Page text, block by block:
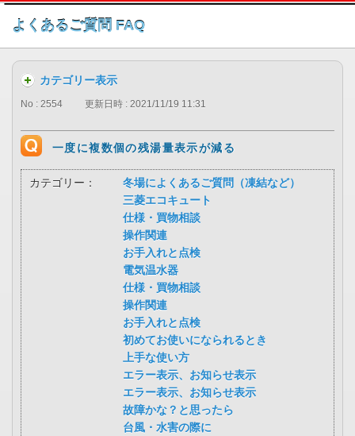
このページの本文へ
よくあるご質問 FAQ
カテゴリー表示
No : 2554 更新日時 : 2021/11/19 11:31
一度に複数個の残湯量表示が減る
カテゴリー：
冬場によくあるご質問（凍結など）
三菱エコキュート
仕様・買物相談
操作関連
お手入れと点検
電気温水器
仕様・買物相談
操作関連
お手入れと点検
初めてお使いになられるとき
上手な使い方
エラー表示、お知らせ表示
エラー表示、お知らせ表示
故障かな？と思ったら
台風・水害の際に